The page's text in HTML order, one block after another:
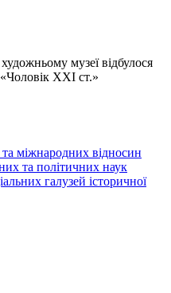
музеї відбулося
ХХІ ст.»
та міжнародних відносин
та політичних наук
галузей історичної